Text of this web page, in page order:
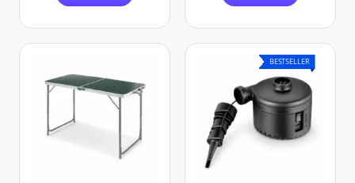
BESTSELLER